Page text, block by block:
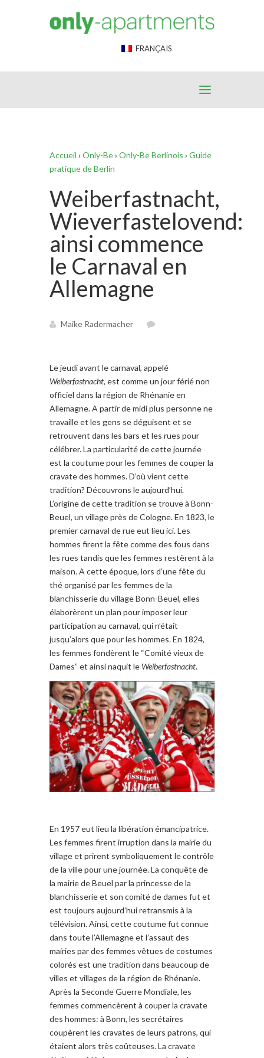
FRANÇAIS
Accueil › Only-Be› Only-Be Berlinois › Guide
pratique de Berlin
Weiberfastnacht,
Wieverfastelovend:
ainsi commence
le Carnaval en
Allemagne
Maike Radermacher
Lejeudiavant le carnaval, appelé
Weiberfastnacht, est comme un jour férié non
officiel dans la région de Rhénanieen
Allemagne. A partir demidiplus personne ne
travailleet les gens se déguisent et se
retrouvent dans les bars et les rues pour
célébrer.La particularitéde cette journée
est la coutumepour les femmes de couperla
cravatedes hommes.D’où vient cette
tradition? Découvrons le aujourd’hui.
L’originede cette tradition se trouveà Bonn-
Beuel, un villageprès de Cologne.En 1823, le
premiercarnaval de rueeut lieu ici.Les
hommes firent la fêtecomme des fous dans
les rues tandis que les femmes restèrent à la
maison. A cette époque, lors d’une fête du
théorganisé parles femmes de la
blanchisseriedu villageBonn-Beuel, elles
élaborèrent un plan pour imposer leur
participation au carnaval, qui n’était
jusqu’alors quepour les hommes.En 1824,
les femmes fondèrent le “Comitévieux de
Dames” et ainsinaquit le Weiberfastnacht.
En 1957 eut lieu la libération émancipatrice.
Les femmes firent irruption dans la mairie du
villageet prirent symboliquement le contrôle
dela villepourune journée.La conquêtede
la mairie deBeuel par la princessede la
blanchisserie et son comitéde dames fut et
est toujours aujourd’hui retransmis à la
télévision.Ainsi, cette coutumefut connue
dans toute l’Allemagneet l’assaut des
mairies pardes femmes vêtues decostumes
colorés est une tradition dans beaucoup de
villes et villages de la région de Rhénanie.
Après la Seconde GuerreMondiale, les
femmes commencèrent à couperla cravate
des hommes: à Bonn, les secrétaires
coupèrent les cravates de leurs patrons, qui
étaient alors très coûteuses.La cravate